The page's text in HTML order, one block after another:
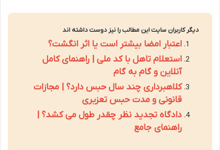
دیگر کاربران سایت این مطالب را نیز دوست داشته اند
اعتبار امضا بیشتر است یا اثر انگشت؟
استعلام تاهل با کد ملی | راهنمای کامل
آنلاین و گام به گام
کلاهبرداری چند سال حبس دارد؟ | مجازات
قانونی و مدت حبس تعزیری
دادگاه تجدید نظر چقدر طول می کشد؟ |
راهنمای جامع